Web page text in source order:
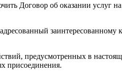
Договор об оказании услуг
заинтересованному
предусмотренных в
присоединения.